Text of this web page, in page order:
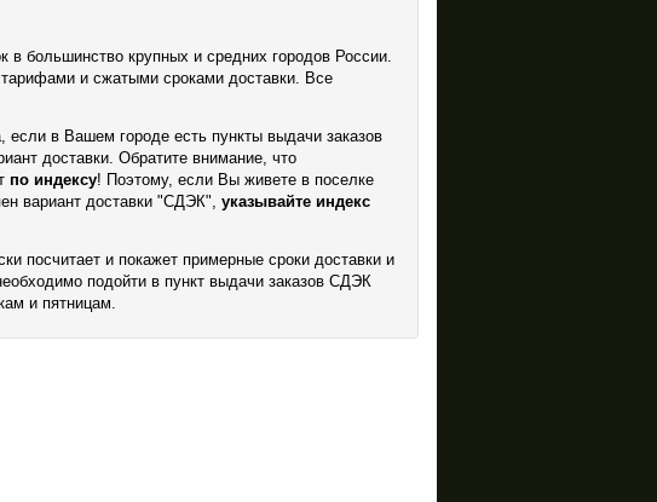
большинство крупных и средних городов России.
и сжатыми сроками доставки. Все
в Вашем городе есть пункты выдачи заказов
доставки. Обратите внимание, что
по индексу! Поэтому, если Вы живете в поселке
вариант доставки "СДЭК", указывайте индекс
посчитает и покажет примерные сроки доставки и
подойти в пункт выдачи заказов СДЭК
и пятницам.